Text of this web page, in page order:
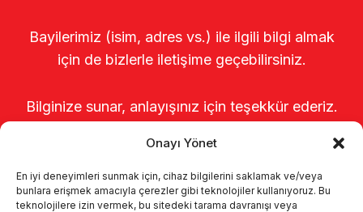
Onayı Yönet
En iyi deneyimleri sunmak için, cihaz bilgilerini saklamak ve/veya
bunlara erişmek amacıyla çerezler gibi teknolojiler kullanıyoruz. Bu
teknolojilere izin vermek, bu sitedeki tarama davranışı veya
Bayilerimiz (isim, adres vs.) ile ilgili bilgi almak
için de bizlerle iletişime geçebilirsiniz.
Bilginize sunar, anlayışınız için teşekkür ederiz.